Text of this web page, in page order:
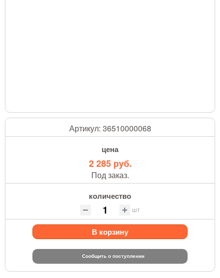
Артикул: 36510000068
цена
2 285 руб.
Под заказ.
количество
шт
В корзину
Сообщить о поступлении